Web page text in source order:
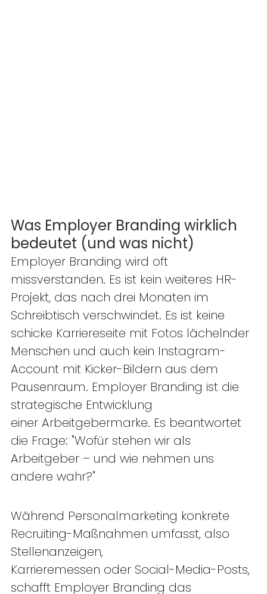
Was Employer Branding wirklich
bedeutet (und was nicht)
Employer Branding wird oft
missverstanden. Es ist kein weiteres HR-
Projekt, das nach drei Monaten im
Schreibtisch verschwindet. Es ist keine
schicke Karriereseite mit Fotos lächelnder
Menschen und auch kein Instagram-
Account mit Kicker-Bildern aus dem
Pausenraum. Employer Branding ist die
strategische Entwicklung
einer Arbeitgebermarke. Es beantwortet
die Frage: "Wofür stehen wir als
Arbeitgeber – und wie nehmen uns
andere wahr?"
Während Personalmarketing konkrete
Recruiting-Maßnahmen umfasst, also
Stellenanzeigen,
Karrieremessen oder Social-Media-Posts,
schafft Employer Branding das